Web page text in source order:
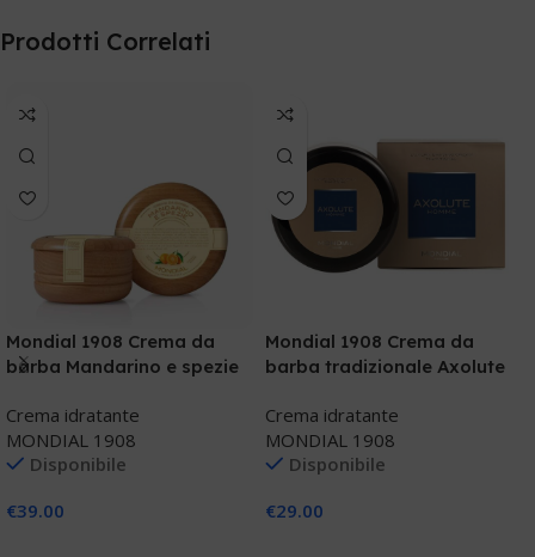
Prodotti Correlati
Mondial 1908 Crema da
barba Mandarino e spezie
Crema idratante
MONDIAL 1908
Disponibile
€39.00
Mondial 1908 Crema da
barba tradizionale Axolute
Crema idratante
MONDIAL 1908
Disponibile
€29.00